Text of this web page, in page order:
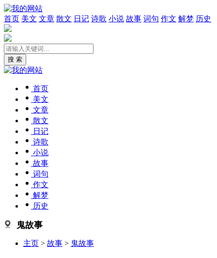
首页 美文 文章 散文 日记 诗歌 小说 故事 词句 作文 解梦 历史
搜 索
首页
美文
文章
散文
日记
诗歌
小说
故事
词句
作文
解梦
历史
鬼故事
主页 > 故事 > 鬼故事